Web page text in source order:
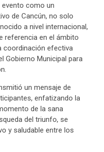
como un
de Cancún, no solo
a nivel internacional,
referencia en el ámbito
coordinación efectiva
Gobierno Municipal para
un mensaje de
enfatizando la
de la sana
del triunfo, se
y saludable entre los